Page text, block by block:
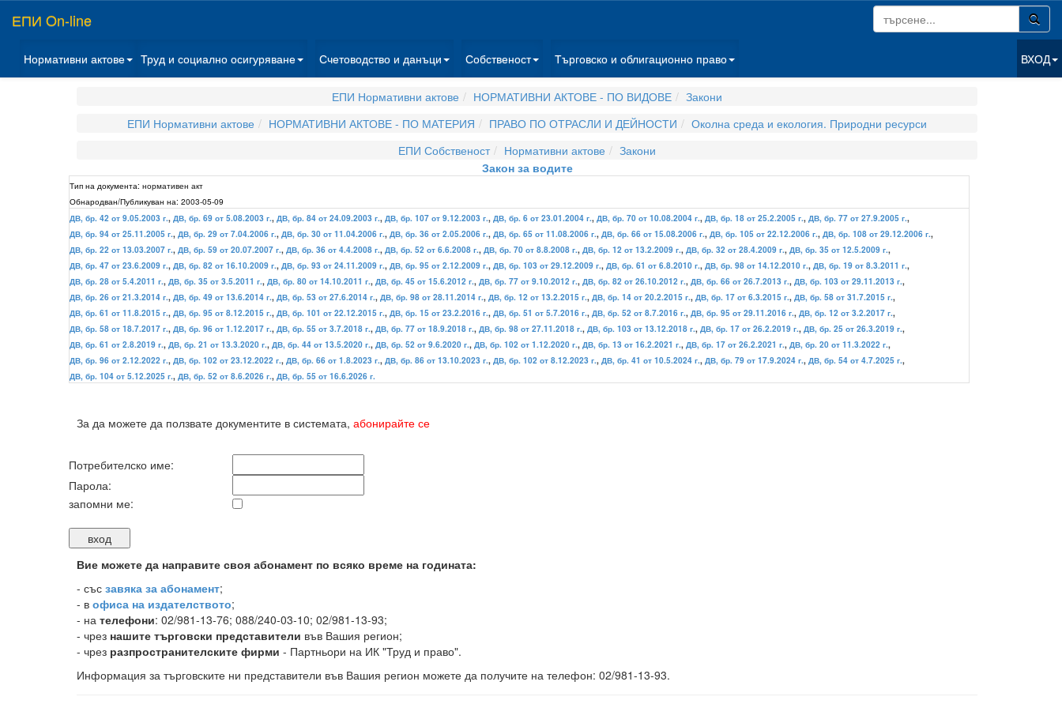
ЕПИ On-line
Нормативни актове Труд и социално осигуряване Счетоводство и данъци Собственост Търговско и облигационно право ВХОД
ЕПИ Нормативни актове НОРМАТИВНИ АКТОВЕ - ПО ВИДОВЕ
Закони
ЕПИ Нормативни актове
НОРМАТИВНИ АКТОВЕ - ПО МАТЕРИЯ ПРАВО ПО ОТРАСЛИ И ДЕЙНОСТИ
Околна среда и екология. Природни ресурси
ЕПИ Собственост
Нормативни актове
Закони
Закон за водите
Тип на документа: нормативен акт
Обнародван/Публикуван на: 2003-05-09
ДВ, бр. 42 от 9.05.2003 г., ДВ, бр. 69 от 5.08.2003 г., ДВ, бр. 84 от 24.09.2003 г., ДВ, бр. 107 от 9.12.2003 г., ДВ, бр. 6 от 23.01.2004 г., ДВ, бр. 70 от 10.08.2004 г., ДВ, бр. 18 от 25.2.2005 г., ДВ, бр. 77 от 27.9.2005 г.,
ДВ, бр. 94 от 25.11.2005 г., ДВ, бр. 29 от 7.04.2006 г., ДВ, бр. 30 от 11.04.2006 г., ДВ, бр. 36 от 2.05.2006 г., ДВ, бр. 65 от 11.08.2006 г., ДВ, бр. 66 от 15.08.2006 г., ДВ, бр. 105 от 22.12.2006 г., ДВ, бр. 108 от 29.12.2006 г.,
ДВ, бр. 22 от 13.03.2007 г., ДВ, бр. 59 от 20.07.2007 г., ДВ, бр. 36 от 4.4.2008 г., ДВ, бр. 52 от 6.6.2008 г., ДВ, бр. 70 от 8.8.2008 г., ДВ, бр. 12 от 13.2.2009 г., ДВ, бр. 32 от 28.4.2009 г., ДВ, бр. 35 от 12.5.2009 г.,
ДВ, бр. 47 от 23.6.2009 г., ДВ, бр. 82 от 16.10.2009 г., ДВ, бр. 93 от 24.11.2009 г., ДВ, бр. 95 от 2.12.2009 г., ДВ, бр. 103 от 29.12.2009 г., ДВ, бр. 61 от 6.8.2010 г., ДВ, бр. 98 от 14.12.2010 г., ДВ, бр. 19 от 8.3.2011 г.,
ДВ, бр. 28 от 5.4.2011 г., ДВ, бр. 35 от 3.5.2011 г., ДВ, бр. 80 от 14.10.2011 г., ДВ, бр. 45 от 15.6.2012 г., ДВ, бр. 77 от 9.10.2012 г., ДВ, бр. 82 от 26.10.2012 г., ДВ, бр. 66 от 26.7.2013 г., ДВ, бр. 103 от 29.11.2013 г.,
ДВ, бр. 26 от 21.3.2014 г., ДВ, бр. 49 от 13.6.2014 г., ДВ, бр. 53 от 27.6.2014 г., ДВ, бр. 98 от 28.11.2014 г., ДВ, бр. 12 от 13.2.2015 г., ДВ, бр. 14 от 20.2.2015 г., ДВ, бр. 17 от 6.3.2015 г., ДВ, бр. 58 от 31.7.2015 г.,
ДВ, бр. 61 от 11.8.2015 г., ДВ, бр. 95 от 8.12.2015 г., ДВ, бр. 101 от 22.12.2015 г., ДВ, бр. 15 от 23.2.2016 г., ДВ, бр. 51 от 5.7.2016 г., ДВ, бр. 52 от 8.7.2016 г., ДВ, бр. 95 от 29.11.2016 г., ДВ, бр. 12 от 3.2.2017 г.,
ДВ, бр. 58 от 18.7.2017 г., ДВ, бр. 96 от 1.12.2017 г., ДВ, бр. 55 от 3.7.2018 г., ДВ, бр. 77 от 18.9.2018 г., ДВ, бр. 98 от 27.11.2018 г., ДВ, бр. 103 от 13.12.2018 г., ДВ, бр. 17 от 26.2.2019 г., ДВ, бр. 25 от 26.3.2019 г.,
ДВ, бр. 61 от 2.8.2019 г., ДВ, бр. 21 от 13.3.2020 г., ДВ, бр. 44 от 13.5.2020 г., ДВ, бр. 52 от 9.6.2020 г., ДВ, бр. 102 от 1.12.2020 г., ДВ, бр. 13 от 16.2.2021 г., ДВ, бр. 17 от 26.2.2021 г., ДВ, бр. 20 от 11.3.2022 г.,
ДВ, бр. 96 от 2.12.2022 г., ДВ, бр. 102 от 23.12.2022 г., ДВ, бр. 66 от 1.8.2023 г., ДВ, бр. 86 от 13.10.2023 г., ДВ, бр. 102 от 8.12.2023 г., ДВ, бр. 41 от 10.5.2024 г., ДВ, бр. 79 от 17.9.2024 г., ДВ, бр. 54 от 4.7.2025 г.,
ДВ, бр. 104 от 5.12.2025 г., ДВ, бр. 52 от 8.6.2026 г., ДВ, бр. 55 от 16.6.2026 г.
За да можете да ползвате документите в системата, абонирайте се
Потребителско име:
Парола:
запомни ме:
Вие можете да направите своя абонамент по всяко време на годината:
- със завяка за абонамент;
- в офиса на издателството;
- на телефони: 02/981-13-76; 088/240-03-10; 02/981-13-93;
- чрез нашите търговски представители във Вашия регион;
- чрез разпространителските фирми - Партньори на ИК "Труд и право".
Информация за търговските ни представители във Вашия регион можете да получите на телефон: 02/981-13-93.